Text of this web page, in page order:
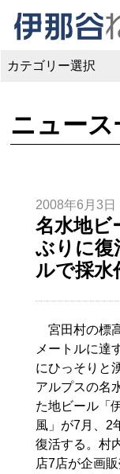
カテゴリー選択
ニュース
2008年6月3日
名水地ビ
ぶりに復
ルで採水
宮田村の標
メートルに達
にひっそりと
アルプスの名
た地ビール「
風」が7月、2
復活する。村
店7店が企画販